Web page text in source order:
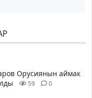
Орусиянын аймак
59 0